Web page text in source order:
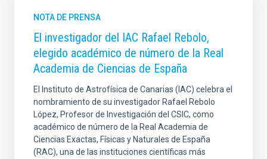
NOTA DE PRENSA
El investigador del IAC Rafael Rebolo,
elegido académico de número de la Real
Academia de Ciencias de España
El Instituto de Astrofísica de Canarias (IAC) celebra el
nombramiento de su investigador Rafael Rebolo
López, Profesor de Investigación del CSIC, como
académico de número de la Real Academia de
Ciencias Exactas, Físicas y Naturales de España
(RAC), una de las instituciones científicas más